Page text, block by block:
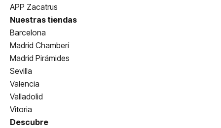
APP Zacatrus
Nuestras tiendas
Barcelona
Madrid Chamberí
Madrid Pirámides
Sevilla
Valencia
Valladolid
Vitoria
Descubre